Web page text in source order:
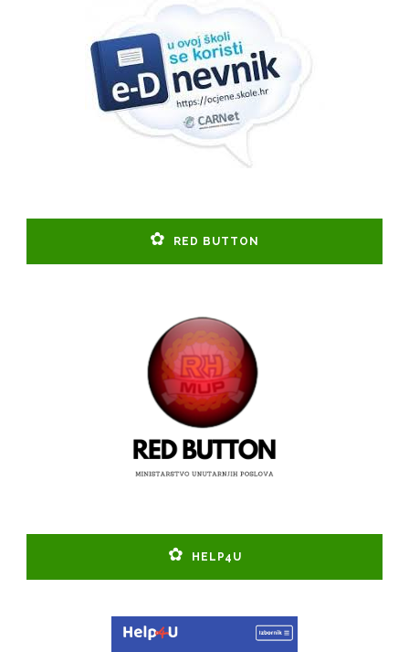
RED BUTTON
HELP4U